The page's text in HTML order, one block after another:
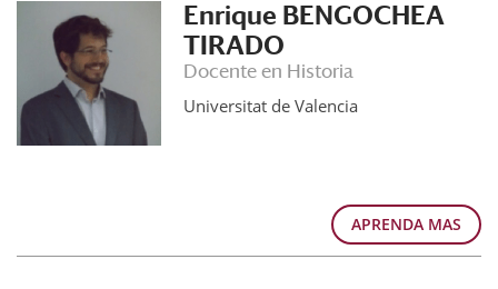
Enrique BENGOCHEA
TIRADO
Docente en Historia
Universitat de Valencia
APRENDA MAS